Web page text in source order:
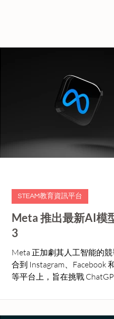
Meta 推出最新AI模
3
Meta 正加劇其人工智能的競
合到 Instagram、Facebook
等平台上，旨在挑戰
Llama 3
STEAM教育資訊平台